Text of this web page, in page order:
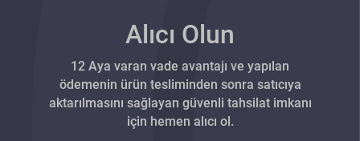
Alıcı Olun
12 Aya varan vade avantajı ve yapılan
ödemenin ürün tesliminden sonra satıcıya
aktarılmasını sağlayan güvenli tahsilat imkanı
için hemen alıcı ol.